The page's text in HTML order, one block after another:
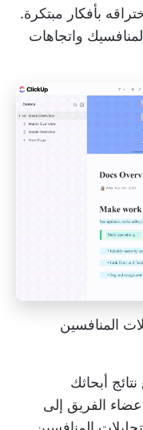
بأفكار مبتكرة.
لمنافسيك واتجاهات
المنافسين
أبحاثك
الفريق إلى